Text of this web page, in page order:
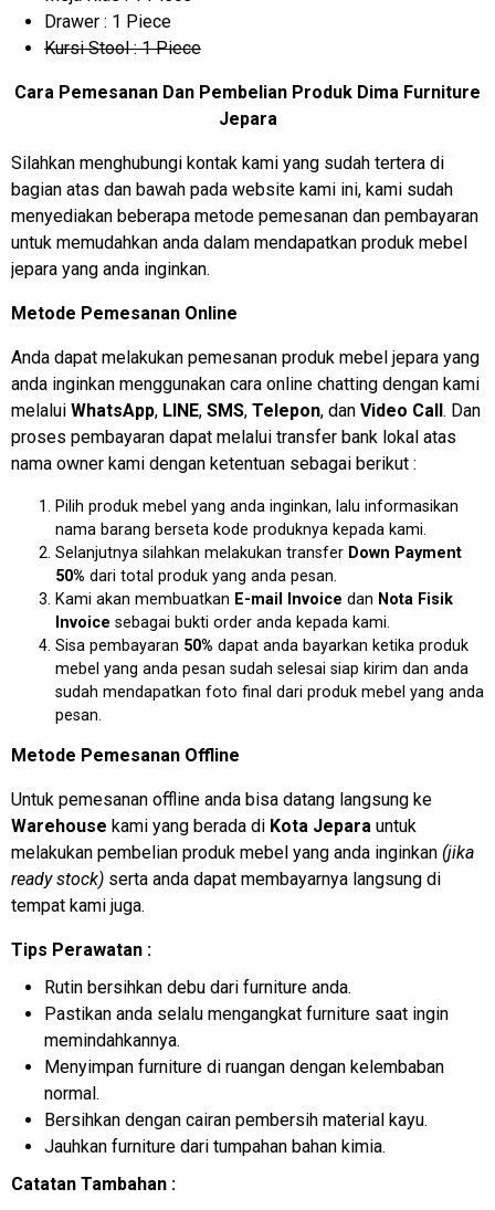
Drawer : 1 Piece
Kursi Stool : 1 Piece
Cara Pemesanan Dan Pembelian Produk Dima Furniture
Jepara
Silahkan menghubungi kontak kami yang sudah tertera di
bagian atas dan bawah pada website kami ini, kami sudah
menyediakan beberapa metode pemesanan dan pembayaran
untuk memudahkan anda dalam mendapatkan produk mebel
jepara yang anda inginkan.
Metode Pemesanan Online
Anda dapat melakukan pemesanan produk mebel jepara yang
anda inginkan menggunakan cara online chatting dengan kami
melalui WhatsApp, LINE, SMS, Telepon, dan Video Call. Dan
proses pembayaran dapat melalui transfer bank lokal atas
nama owner kami dengan ketentuan sebagai berikut :
Pilih produk mebel yang anda inginkan, lalu informasikan
nama barang berseta kode produknya kepada kami.
Selanjutnya silahkan melakukan transfer Down Payment
50% dari total produk yang anda pesan.
Kami akan membuatkan E-mail Invoice dan Nota Fisik
Invoice sebagai bukti order anda kepada kami.
Sisa pembayaran 50% dapat anda bayarkan ketika produk
mebel yang anda pesan sudah selesai siap kirim dan anda
sudah mendapatkan foto final dari produk mebel yang anda
pesan.
Metode Pemesanan Offline
Untuk pemesanan offline anda bisa datang langsung ke
Warehouse kami yang berada di Kota Jepara untuk
melakukan pembelian produk mebel yang anda inginkan (jika
ready stock) serta anda dapat membayarnya langsung di
tempat kami juga.
Tips Perawatan :
Rutin bersihkan debu dari furniture anda.
Pastikan anda selalu mengangkat furniture saat ingin
memindahkannya.
Menyimpan furniture di ruangan dengan kelembaban
normal.
Bersihkan dengan cairan pembersih material kayu.
Jauhkan furniture dari tumpahan bahan kimia.
Catatan Tambahan :